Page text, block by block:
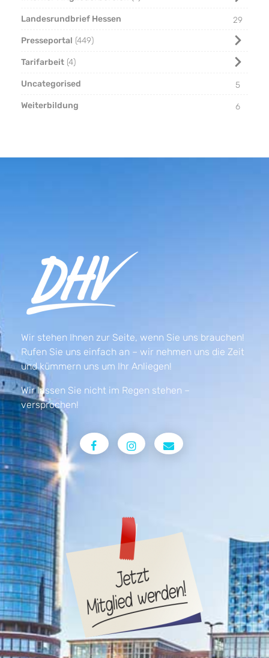
Landesrundbrief Hessen
29
Presseportal 449
Tarifarbeit 4
Uncategorised
5
Weiterbildung
6
Wir stehen Ihnen zur Seite, wenn Sie uns brauchen!
Rufen Sie uns einfach an – wir nehmen uns die Zeit
und kümmern uns um Ihr Anliegen!
Wir lassen Sie nicht im Regen stehen –
versprochen!